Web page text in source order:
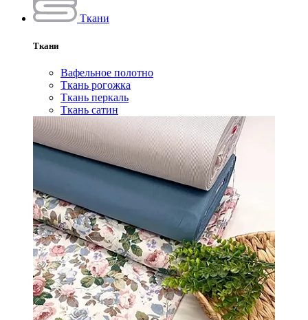
Ткани
Ткани
Вафельное полотно
Ткань рогожка
Ткань перкаль
Ткань сатин